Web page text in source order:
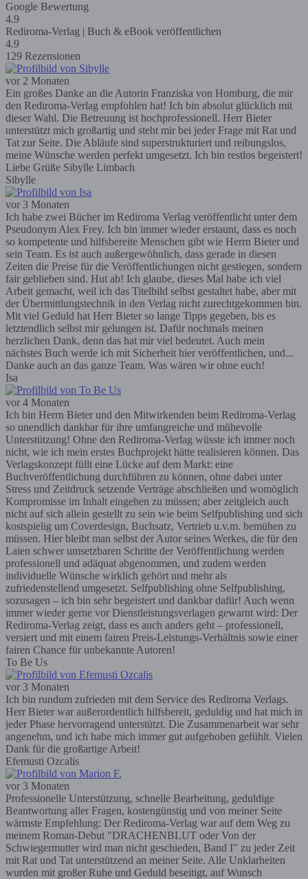
Google Bewertung
4.9
Rediroma-Verlag | Buch & eBook veröffentlichen
4.9
129 Rezensionen
vor 2 Monaten
Ein großes Danke an die Autorin Franziska von Homburg, die mir
den Rediroma-Verlag empfohlen hat! Ich bin absolut glücklich mit
dieser Wahl. Die Betreuung ist hochprofessionell. Herr Bieter
unterstützt mich großartig und steht mir bei jeder Frage mit Rat und
Tat zur Seite. Die Abläufe sind superstrukturiert und reibungslos,
meine Wünsche werden perfekt umgesetzt. Ich bin restlos begeistert!
Liebe Grüße Sibylle Limbach
Sibylle
vor 3 Monaten
Ich habe zwei Bücher im Rediroma Verlag veröffentlicht unter dem
Pseudonym Alex Frey. Ich bin immer wieder erstaunt, dass es noch
so kompetente und hilfsbereite Menschen gibt wie Herrn Bieter und
sein Team. Es ist auch außergewöhnlich, dass gerade in diesen
Zeiten die Preise für die Veröffentlichungen nicht gestiegen, sondern
fair geblieben sind. Hut ab! Ich glaube, dieses Mal habe ich viel
Arbeit gemacht, weil ich das Titelbild selbst gestaltet habe, aber mit
der Übermittlungstechnik in den Verlag nicht zurechtgekommen bin.
Mit viel Geduld hat Herr Bieter so lange Tipps gegeben, bis es
letztendlich selbst mir gelungen ist. Dafür nochmals meinen
herzlichen Dank, denn das hat mir viel bedeutet. Auch mein
nächstes Buch werde ich mit Sicherheit hier veröffentlichen, und...
Danke auch an das ganze Team. Was wären wir ohne euch!
Isa
vor 4 Monaten
Ich bin Herrn Bieter und den Mitwirkenden beim Rediroma-Verlag
so unendlich dankbar für ihre umfangreiche und mühevolle
Unterstützung! Ohne den Rediroma-Verlag wüsste ich immer noch
nicht, wie ich mein erstes Buchprojekt hätte realisieren können. Das
Verlagskonzept füllt eine Lücke auf dem Markt: eine
Buchveröffentlichung durchführen zu können, ohne dabei unter
Stress und Zeitdruck setzende Verträge abschließen und womöglich
Kompromisse im Inhalt eingehen zu müssen; aber zeitgleich auch
nicht auf sich allein gestellt zu sein wie beim Selfpublishing und sich
kostspielig um Coverdesign, Buchsatz, Vertrieb u.v.m. bemühen zu
müssen. Hier bleibt man selbst der Autor seines Werkes, die für den
Laien schwer umsetzbaren Schritte der Veröffentlichung werden
professionell und adäquat abgenommen, und zudem werden
individuelle Wünsche wirklich gehört und mehr als
zufriedenstellend umgesetzt. Selfpublishing ohne Selfpublishing,
sozusagen – ich bin sehr begeistert und dankbar dafür! Auch wenn
immer wieder gerne vor Dienstleistungsverlagen gewarnt wird: Der
Rediroma-Verlag zeigt, dass es auch anders geht – professionell,
versiert und mit einem fairen Preis-Leistungs-Verhältnis sowie einer
fairen Chance für unbekannte Autoren!
To Be Us
vor 3 Monaten
Ich bin rundum zufrieden mit dem Service des Rediroma Verlags.
Herr Bieter war außerordentlich hilfsbereit, geduldig und hat mich in
jeder Phase hervorragend unterstützt. Die Zusammenarbeit war sehr
angenehm, und ich habe mich immer gut aufgehoben gefühlt. Vielen
Dank für die großartige Arbeit!
Efemusti Ozcalis
vor 3 Monaten
Professionelle Unterstützung, schnelle Bearbeitung, geduldige
Beantwortung aller Fragen, kostengünstig und von meiner Seite
wärmste Empfehlung: Der Rediroma-Verlag war auf dem Weg zu
meinem Roman-Debut "DRACHENBLUT oder Von der
Schwiegermutter wird man nicht geschieden, Band I" zu jeder Zeit
mit Rat und Tat unterstützend an meiner Seite. Alle Unklarheiten
wurden mit großer Ruhe und Geduld beseitigt, auf Wunsch